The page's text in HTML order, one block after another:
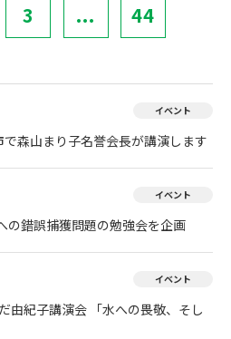
3 ... 44
イベント
森山まり子名誉会長が講演します
イベント
の錯誤捕獲問題の勉強会を企画
イベント
由紀子講演会 「水への畏敬、そし